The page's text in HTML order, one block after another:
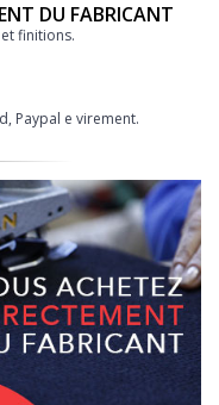
DU FABRICANT
finitions.
Paypal e virement.